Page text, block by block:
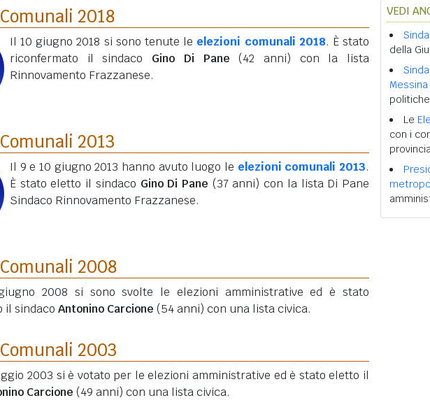
2018
Il 10 giugno 2018 si sono tenute le elezioni comunali 2018. È stato
riconfermato il sindaco Gino Di Pane (42 anni) con la lista
Rinnovamento Frazzanese.
2013
Il 9 e 10 giugno 2013 hanno avuto luogo le elezioni comunali 2013.
È stato eletto il sindaco Gino Di Pane (37 anni) con la lista Di Pane
Sindaco Rinnovamento Frazzanese.
2008
2008 si sono svolte le elezioni amministrative ed è stato
il sindaco Antonino Carcione (54 anni) con una lista civica.
2003
2003 si è votato per le elezioni amministrative ed è stato eletto il
Carcione (49 anni) con una lista civica.
VEDI
della
Messina
Le
con i